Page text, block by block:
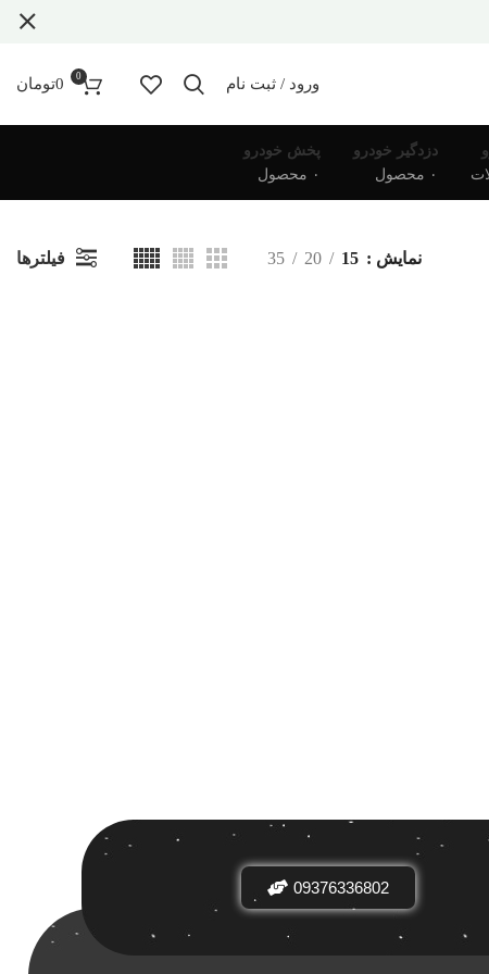
ورود / ثبت نام 0
0تومان
دزدگیر خودرو
۰ محصول
پخش خودرو
۰ محصول
نمایش 15
20
35 فیلترها
بر اساس
09376336802